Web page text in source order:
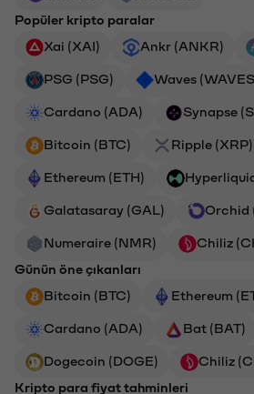
Popüler kripto paralar
Xai (XAI)
Ankr (ANKR)
PSG (PSG) Waves
Cardano (ADA) Synapse
Bitcoin (BTC) Ripple (XRP)
Ethereum (ETH)
Galatasaray (GAL) Orchid
Numeraire (NMR)
Chiliz
Günün öne çıkanları
Bitcoin (BTC)
Ethereum
Cardano (ADA) Bat (BAT)
Dogecoin (DOGE)
Chiliz
Kripto para fiyat tahminleri